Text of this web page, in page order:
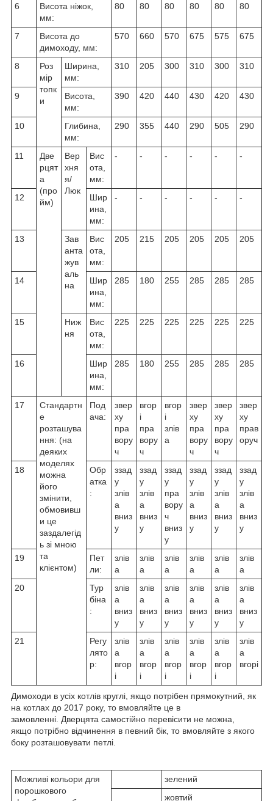
6
Висота ніжок,
мм:
80 80 80 80 80 80
7
Висота до
димоходу, мм:
570 660 570 675 575 675
8
Роз
мір
топк
и
Ширина,
мм:
310 205 300 310 300 310
9
Висота,
мм:
390 420 440 430 420 430
10
Глибина,
мм:
290 355 440 290 505 290
11
Две
рцят
а
(про
йм)
Вер
хня
я/
Люк
Вис
ота,
мм:
- - - - - -
12
Шир
ина,
мм:
- - - - - -
13
Зав
анта
жув
аль
на
Вис
ота,
мм:
205 215 205 205 205 205
14
Шир
ина,
мм:
285 180 255 285 285 285
15
Ниж
ня
Вис
ота,
мм:
225 225 225 225 225 225
16
Шир
ина,
мм:
285 180 255 285 285 285
17
Стандартн
е
розташува
ння: (на
деяких
моделях
можна
його
змінити,
обмовивш
и це
заздалегід
ь зі мною
та
клієнтом)
Под
ача:
звер
ху
пра
вору
ч
вгор
і
пра
вору
ч
вгор
і
злів
а
звер
ху
пра
вору
ч
звер
ху
пра
вору
ч
звер
ху
прав
оруч
18
Обр
атка
:
ззад
у
злів
а
вниз
у
ззад
у
злів
а
вниз
у
ззад
у
пра
вору
ч
вниз
у
ззад
у
злів
а
вниз
у
ззад
у
злів
а
вниз
у
ззад
у
злів
а
вниз
у
19
Пет
ли:
злів
а
злів
а
злів
а
злів
а
злів
а
злів
а
20
Тур
біна
:
злів
а
вниз
у
злів
а
вниз
у
злів
а
вниз
у
злів
а
вниз
у
злів
а
вниз
у
злів
а
вниз
у
21
Регу
лято
р:
злів
а
вгор
і
злів
а
вгор
і
злів
а
вгор
і
злів
а
вгор
і
злів
а
вгор
і
злів
а
вгорі
Димоходи в усіх котлів круглі, якщо потрібен прямокутний, як
на котлах до 2017 року, то вмовляйте це в
замовленні. Дверцята самостійно перевісити не можна,
якщо потрібно відчинення в певний бік, то вмовляйте з якого
боку розташовувати петлі.
Можливі кольори для
порошкового
зелений
жовтий